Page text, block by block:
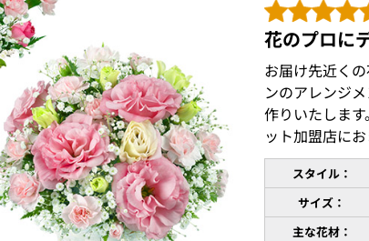
花のプロに
お届け先近く
ンのアレンジ
作りいたしま
ット加盟店に
スタイル：
サイズ：
主な花材：